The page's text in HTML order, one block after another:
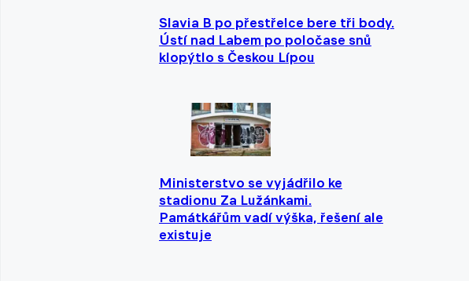
Slavia B po přestřelce bere tři body.
Ústí nad Labem po poločase snů
klopýtlo s Českou Lípou
Ministerstvo se vyjádřilo ke
stadionu Za Lužánkami.
Památkářům vadí výška, řešení ale
existuje